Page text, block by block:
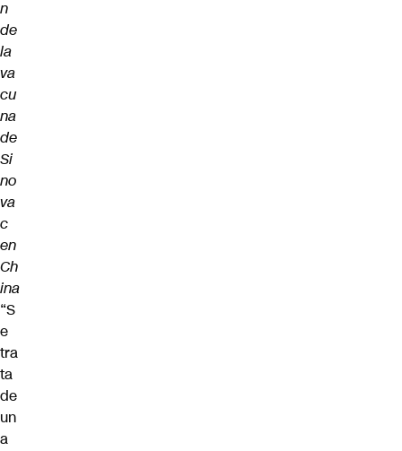
n
de
la
va
cu
na
de
Si
no
va
c
en
Ch
ina
“S
e
tra
ta
de
un
a